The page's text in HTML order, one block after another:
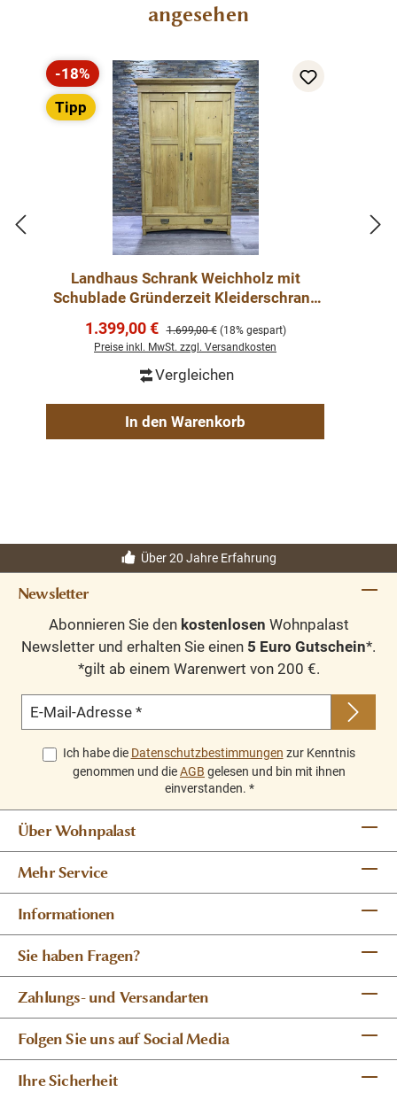
angesehen
Rabatt
-18%
Tipp
Landhaus Schrank Weichholz mit
Schublade Gründerzeit Kleiderschrank
Verkaufspreis:
1.399,00 € Regulärer Preis:
1.699,00 € (18% gespart)
Preise inkl. MwSt. zzgl. Versandkosten
Vergleichen
In den Warenkorb
Über 20 Jahre Erfahrung
Newsletter
Abonnieren Sie den kostenlosen Wohnpalast
Newsletter und erhalten Sie einen 5 Euro Gutschein*.
*gilt ab einem Warenwert von 200 €.
E-Mail-Adresse *
Ich habe die Datenschutzbestimmungen zur Kenntnis
genommen und dieAGB gelesen und bin mit ihnen
einverstanden. *
Über Wohnpalast
Mehr Service
Informationen
Sie haben Fragen?
Zahlungs- und Versandarten
Folgen Sie uns auf Social Media
Ihre Sicherheit